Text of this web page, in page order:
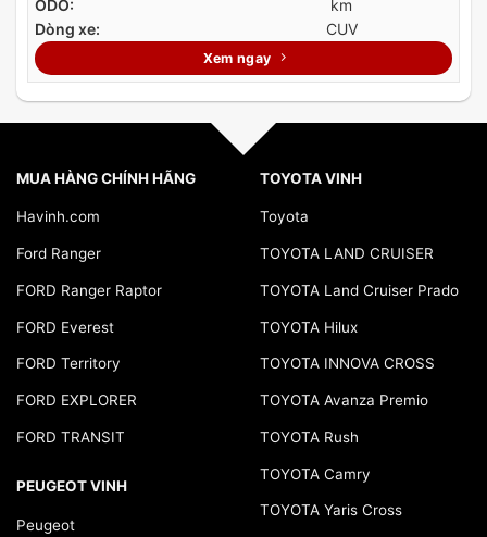
ODO:
km
Dòng xe:
CUV
Xem ngay
MUA HÀNG CHÍNH HÃNG
Havinh.com
Ford Ranger
FORD Ranger Raptor
FORD Everest
FORD Territory
FORD EXPLORER
FORD TRANSIT
PEUGEOT VINH
Peugeot
TOYOTA VINH
Toyota
TOYOTA LAND CRUISER
TOYOTA Land Cruiser Prado
TOYOTA Hilux
TOYOTA INNOVA CROSS
TOYOTA Avanza Premio
TOYOTA Rush
TOYOTA Camry
TOYOTA Yaris Cross